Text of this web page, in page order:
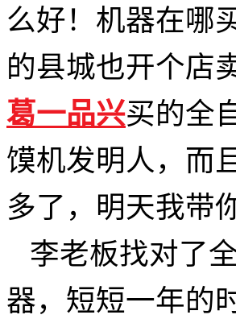
么好！ 机器在哪
的县城也开个店
葛一品兴买的全
馍机发明人，而
多了，明天我带
李老板找对了
器，短短一年的